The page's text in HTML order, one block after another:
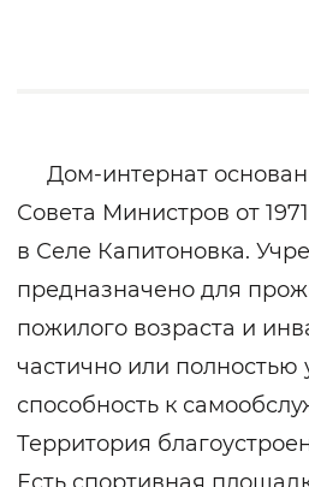
Дом-интернат
Совета Министров от
в Селе Капитоновка.
предназначено для
пожилого возраста и
частично или полностью
способность к
Территория